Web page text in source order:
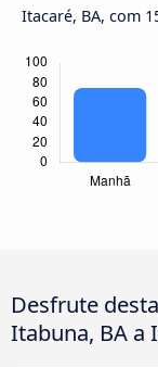
Itacaré, BA, com
Desfrute
Itabuna, BA a